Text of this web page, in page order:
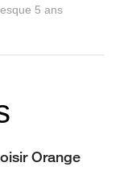
5 ans
Orange